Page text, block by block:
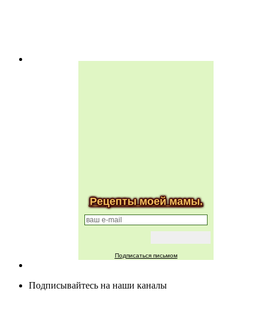
Рецепты моей мамы.
Подписаться письмом
Подписывайтесь на наши каналы